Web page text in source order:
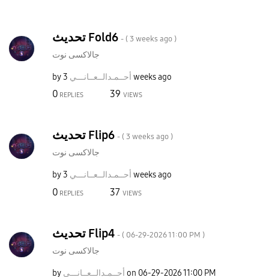
تحديث Fold6 - ( 3 weeks ago )
جالاكسى نوت
by أحــمـدالــعــانـــي 3 weeks ago
0 REPLIES 39 VIEWS
تحديث Flip6 - ( 3 weeks ago )
جالاكسى نوت
by أحــمـدالــعــانـــي 3 weeks ago
0 REPLIES 37 VIEWS
تحديث Flip4 - ( ‎06-29-202611:00 PM )
جالاكسى نوت
by أحــمـدالــعــانـــي on ‎06-29-202611:00 PM